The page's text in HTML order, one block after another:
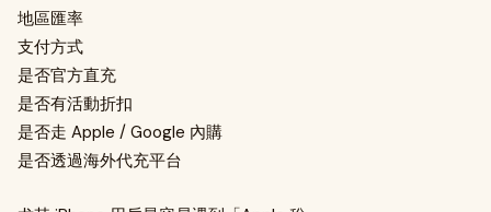
地區匯率
支付方式
是否官方直充
是否有活動折扣
是否走 Apple / Google 內購
是否透過海外代充平台